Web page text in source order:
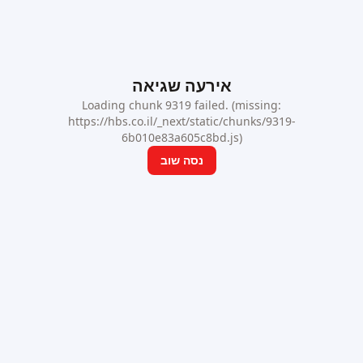
אירעה שגיאה
Loading chunk 9319 failed. (missing:
https://hbs.co.il/_next/static/chunks/9319-
6b010e83a605c8bd.js)